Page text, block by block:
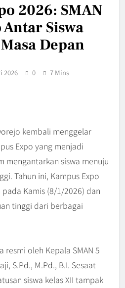
2026: SMAN
Siswa
Depan
2026 0 7 Mins
kembali menggelar
Expo yang menjadi
mengantarkan siswa menuju
Tahun ini, Kampus Expo
Kamis (8/1/2026) dan
tinggi dari berbagai
resmi oleh Kepala SMAN 5
S.Pd., M.Pd., B.I. Sesaat
siswa kelas XII tampak